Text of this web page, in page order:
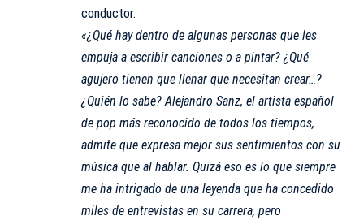
conductor.
«¿Qué hay dentro de algunas personas que les
empuja a escribir canciones o a pintar? ¿Qué
agujero tienen que llenar que necesitan crear…?
¿Quién lo sabe? Alejandro Sanz, el artista español
de pop más reconocido de todos los tiempos,
admite que expresa mejor sus sentimientos con su
música que al hablar. Quizá eso es lo que siempre
me ha intrigado de una leyenda que ha concedido
miles de entrevistas en su carrera, pero